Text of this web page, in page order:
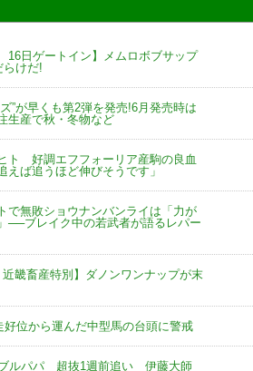
16日ゲートイン】メムロボブサップ
らけだ!
”が早くも第2弾を発売!6月発売時は
生産で秋・冬物など
ト 好調エフフォーリア産駒の良血
ば追うほど伸びそうです」
で無敗ショウナンバンライは「力が
──ブレイク中の若武者が語るレパー
畿畜産特別】ダノンワンナップが末
好位から運んだ中型馬の台頭に警戒
ブルパパ 超抜1週前追い 伊藤大師